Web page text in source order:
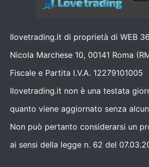
Ilovetrading.it di proprietà di WEB
Nicola Marchese 10, 00141 Roma
Fiscale e Partita I.V.A. 12279101005
Ilovetrading.it non è una testata
quanto viene aggiornato senza
Non può pertanto considerarsi un
ai sensi della legge n. 62 del